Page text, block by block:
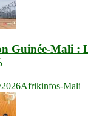
Guinée-Mali :
Afrikinfos-Mali